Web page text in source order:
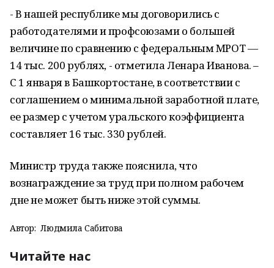
- В нашей республике мы договорились с
работодателями и профсоюзами о большей
величине по сравнению с федеральным МРОТ —
14 тыс. 200 рублях, - отметила Ленара Иванова. –
С 1 января в Башкортостане, в соответствии с
соглашением о минимальной заработной плате,
ее размер с учетом уральского коэффициента
составляет 16 тыс. 330 рублей.
Министр труда также пояснила, что
вознаграждение за труд при полном рабочем
дне не может быть ниже этой суммы.
Автор: Людмила Сабитова
Читайте нас